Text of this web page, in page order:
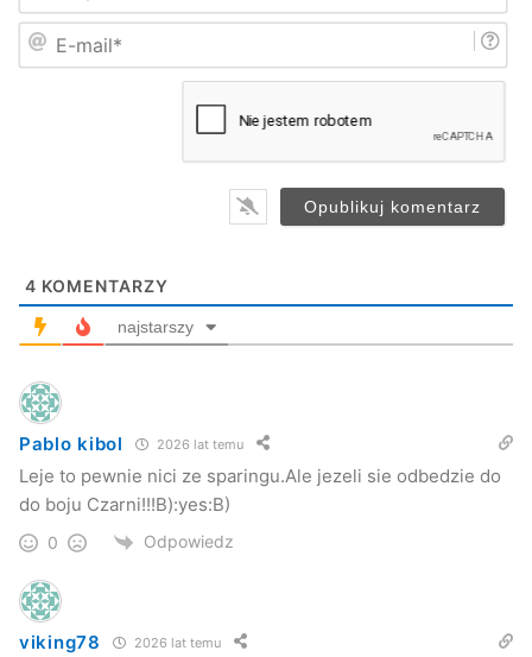
i
m
4 KOMENTARZY
najstarszy
Pablo kibol 2026 lat temu
Leje to pewnie nici ze sparingu.Ale jezeli sie odbedzie do
do boju Czarni!!!B):yes:B)
0 Odpowiedz
viking78 2026 lat temu